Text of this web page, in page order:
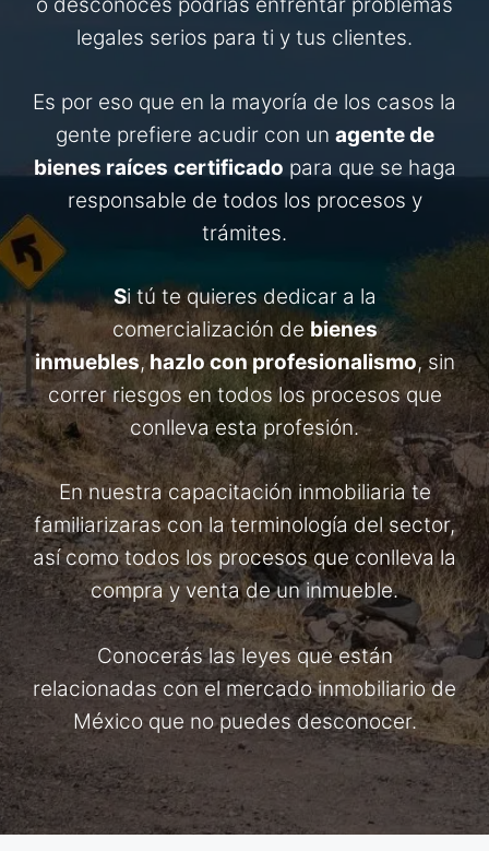
o desconoces podrías enfrentar problemas
legales serios para ti y tus clientes.
Es por eso que en la mayoría de los casos la
gente prefiere acudir con un agente de
bienes raíces certificado para que se haga
responsable de todos los procesos y
trámites.
Si tú te quieres dedicar a la
comercialización de bienes
inmuebles,hazlo con profesionalismo, sin
correr riesgos en todos los procesos que
conlleva esta profesión.
En nuestra capacitación inmobiliaria te
familiarizaras con la terminología del sector,
así como todos los procesos que conlleva la
compra y venta de un inmueble.
Conocerás las leyes que están
relacionadas con el mercado inmobiliario de
México que no puedes desconocer.